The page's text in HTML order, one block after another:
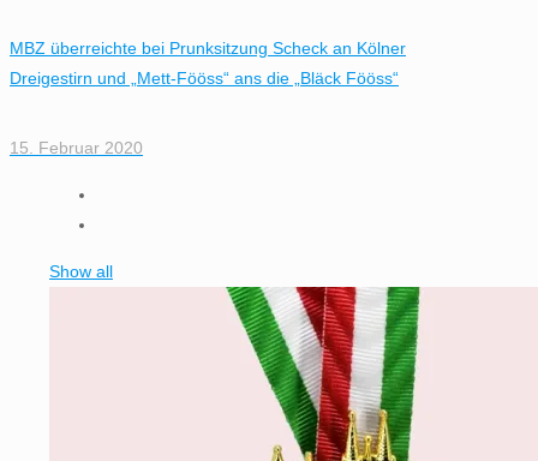
MBZ überreichte bei Prunksitzung Scheck an Kölner
Dreigestirn und „Mett-Fööss“ ans die „Bläck Fööss“
15. Februar 2020
Show all